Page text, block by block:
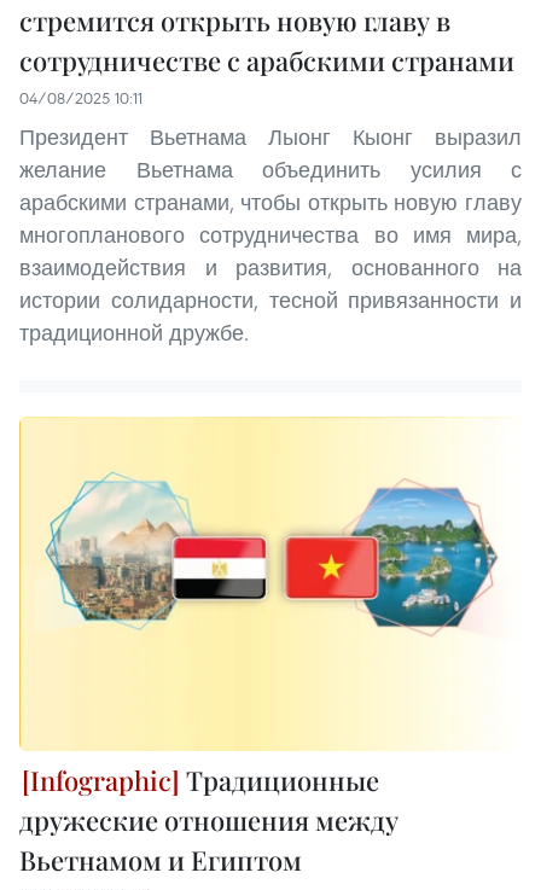
стремится открыть новую главу в
сотрудничестве с арабскими странами
04/08/2025 10:11
Президент Вьетнама Лыонг Кыонг выразил
желание Вьетнама объединить усилия с
арабскими странами, чтобы открыть новую главу
многопланового сотрудничества во имя мира,
взаимодействия и развития, основанного на
истории солидарности, тесной привязанности и
традиционной дружбе.
Традиционные
дружеские отношения между
Вьетнамом и Египтом